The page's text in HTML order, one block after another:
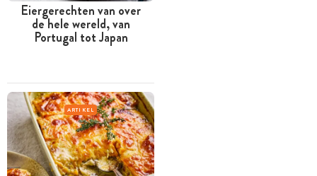
Eiergerechten van over
de hele wereld, van
Portugal tot Japan
ARTIKEL